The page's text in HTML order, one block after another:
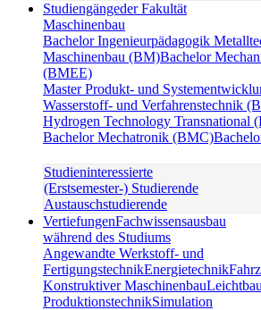
Studiengängeder Fakultät
Maschinenbau
Bachelor Ingenieurpädagogik
Maschinenbau (BM)Bachelor
(BMEE)
Master Produkt- und
Wasserstoff- und Verfahrenstechnik
Hydrogen Technology Transnational
Bachelor Mechatronik (BMC)
Studieninteressierte
(Erstsemester-) Studierende
Austauschstudierende
VertiefungenFachwissensausbau
während des Studiums
Angewandte Werkstoff- und
FertigungstechnikEnergietechnik
Konstruktiver MaschinenbauLeichtbau
ProduktionstechnikSimulation